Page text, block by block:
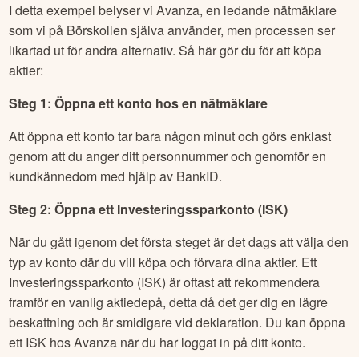
I detta exempel belyser vi Avanza, en ledande nätmäklare
som vi på Börskollen själva använder, men processen ser
likartad ut för andra alternativ. Så här gör du för att köpa
aktier:
Steg 1: Öppna ett konto hos en nätmäklare
Att öppna ett konto tar bara någon minut och görs enklast
genom att du anger ditt personnummer och genomför en
kundkännedom med hjälp av BankID.
Steg 2: Öppna ett Investeringssparkonto (ISK)
När du gått igenom det första steget är det dags att välja den
typ av konto där du vill köpa och förvara dina aktier. Ett
Investeringssparkonto (ISK) är oftast att rekommendera
framför en vanlig aktiedepå, detta då det ger dig en lägre
beskattning och är smidigare vid deklaration. Du kan öppna
ett ISK hos Avanza när du har loggat in på ditt konto.